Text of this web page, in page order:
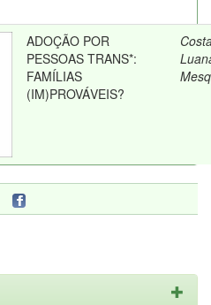
ADOÇÃO POR
PESSOAS TRANS*:
FAMÍLIAS
(IM)PROVÁVEIS?